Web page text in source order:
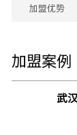
加盟优势
加盟案例
武